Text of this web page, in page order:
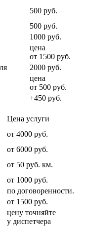
500 руб.
500 руб.
1000 руб.
цена
от 1500 руб.
2000 руб.
цена
от 500 руб.
+450 руб.
Цена услуги
от 4000 руб.
от 6000 руб.
от 50 руб. км.
от 1000 руб.
по договоренности.
от 1500 руб.
цену точняйте
у диспетчера